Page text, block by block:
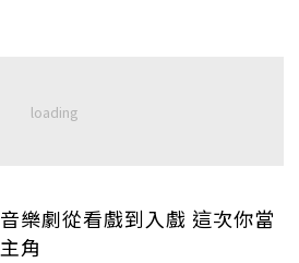
音樂劇從看戲到入戲 這次你當
主角